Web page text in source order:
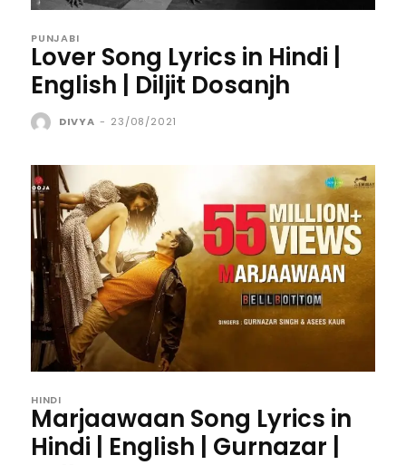
PUNJABI
Lover Song Lyrics in Hindi |
English | Diljit Dosanjh
DIVYA - 23/08/2021
HINDI
Marjaawaan Song Lyrics in
Hindi | English | Gurnazar |